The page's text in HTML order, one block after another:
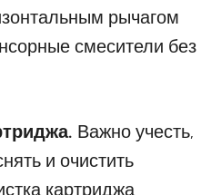
рычагом
смесители без
Важно учесть,
и очистить
картриджа